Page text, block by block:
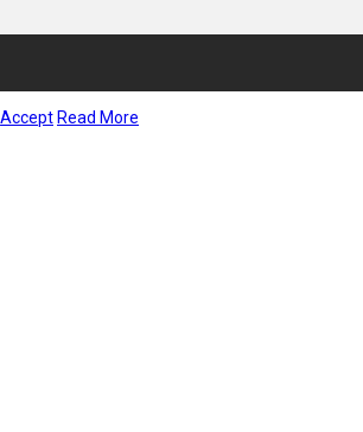
Accept Read More